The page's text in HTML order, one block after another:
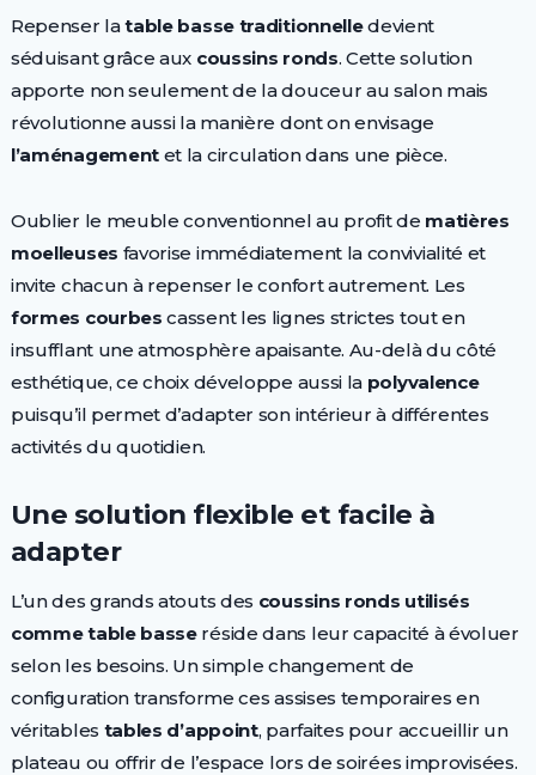
Repenser latable basse traditionnelledevient
séduisant grâce aux coussins ronds. Cette solution
apporte non seulement de la douceur au salon mais
révolutionne aussi la manière dont on envisage
l’aménagement et la circulation dans une pièce.
Oublier le meuble conventionnel au profit de matières
moelleuses favorise immédiatement la convivialité et
invite chacun à repenser le confort autrement. Les
formes courbes cassent les lignes strictes tout en
insufflant une atmosphère apaisante. Au-delà du côté
esthétique, ce choix développe aussi la polyvalence
puisqu’il permet d’adapter son intérieur à différentes
activités du quotidien.
Une solution flexible et facile à
adapter
L’un des grands atouts des coussins ronds utilisés
comme table basseréside dans leur capacité à évoluer
selon les besoins. Un simple changement de
configuration transforme ces assises temporaires en
véritables tables d’appoint, parfaites pour accueillir un
plateau ou offrir de l’espace lors de soirées improvisées.